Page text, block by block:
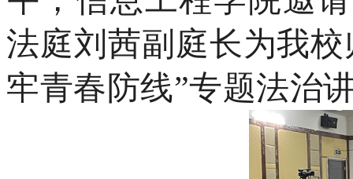
法庭刘茜副庭长为我
牢青春防线”专题法治